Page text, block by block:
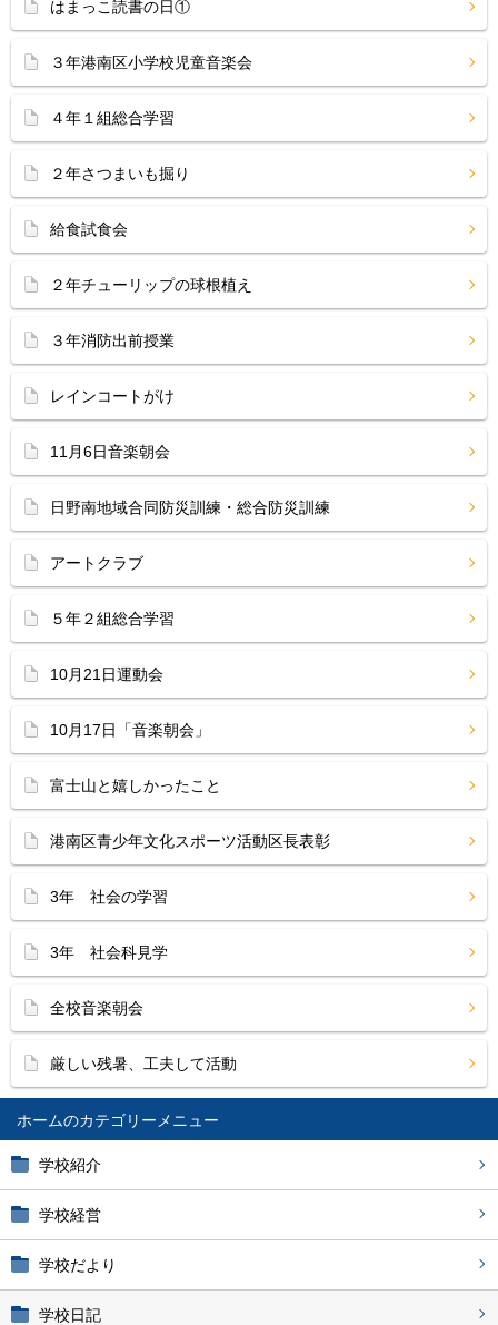
ホーム
学校紹介
学校経営
学校だより
学校日記
はまっこ読書の日①
３年港南区小学校児童音楽会
４年１組総合学習
２年さつまいも掘り
給食試食会
２年チューリップの球根植え
３年消防出前授業
レインコートがけ
11月6日音楽朝会
日野南地域合同防災訓練・総合防災訓練
アートクラブ
５年２組総合学習
10月21日運動会
10月17日「音楽朝会」
富士山と嬉しかったこと
港南区青少年文化スポーツ活動区長表彰
3年 社会の学習
3年 社会科見学
全校音楽朝会
厳しい残暑、工夫して活動